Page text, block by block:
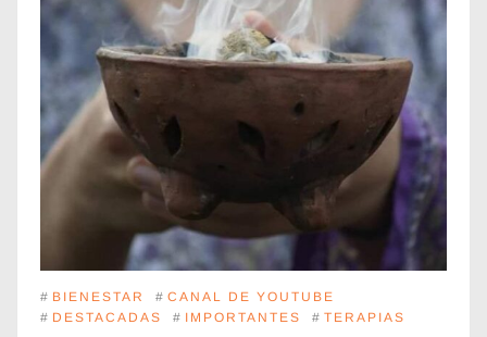
# BIENESTAR # CANAL DE YOUTUBE
# DESTACADAS # IMPORTANTES # TERAPIAS